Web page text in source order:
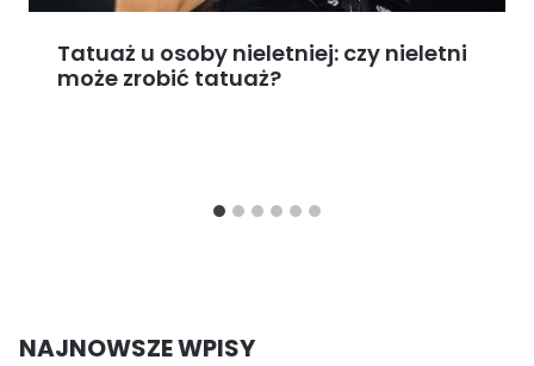
Tatuaż u osoby nieletniej: czy nieletni
może zrobić tatuaż?
NAJNOWSZE WPISY